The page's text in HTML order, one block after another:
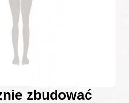
zbudować